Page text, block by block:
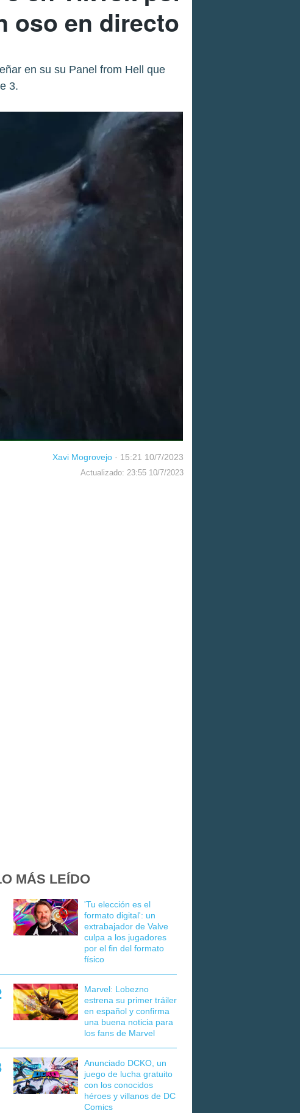
oso en directo
en su su Panel from Hell que
3.
Xavi Mogrovejo · 15:21 10/7/2023
Actualizado: 23:55 10/7/2023
MÁS LEÍDO
'Tu elección es el
formato digital': un
extrabajador de Valve
culpa a los jugadores
por el fin del formato
físico
Marvel: Lobezno
estrena su primer tráiler
en español y confirma
una buena noticia para
los fans de Marvel
Anunciado DCKO, un
juego de lucha gratuito
con los conocidos
héroes y villanos de DC
Comics